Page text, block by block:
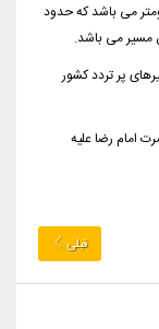
هوایی از مبدا یزد به مقصد مشهد 687 کیلومتر می باشد که حدود
مسیر می باشد.
پر تردد کشور
امام رضا علیه
قبلی